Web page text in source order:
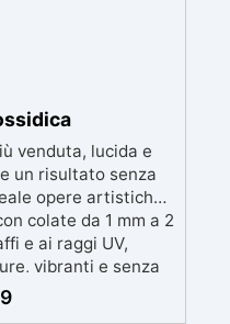
venduta, lucida e
un risultato senza
opere artistiche,
colate da 1 mm a 2
e ai raggi UV,
vibranti e senza
viscosità e
impeccabili,